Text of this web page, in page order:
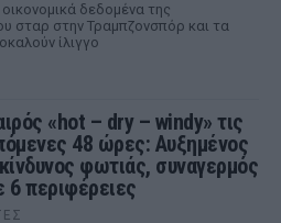
δεδομένα της
σταρ στην Τραμπζονσπόρ και τα
ίλιγγο
«hot – dry – windy» τις
48 ώρες: Αυξημένος
φωτιάς, συναγερμός
6 περιφέρειες